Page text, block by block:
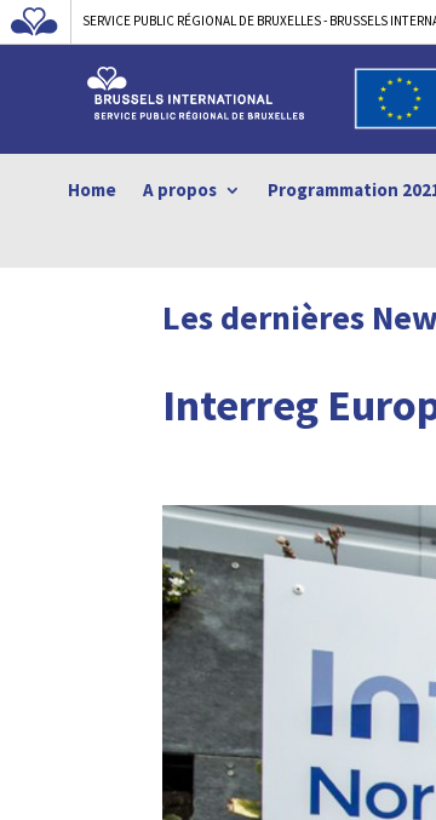
SERVICE PUBLIC RÉGIONAL DE BRUXELLES - BRUSSELS
Home A propos Programmation
Les dernières
Interreg